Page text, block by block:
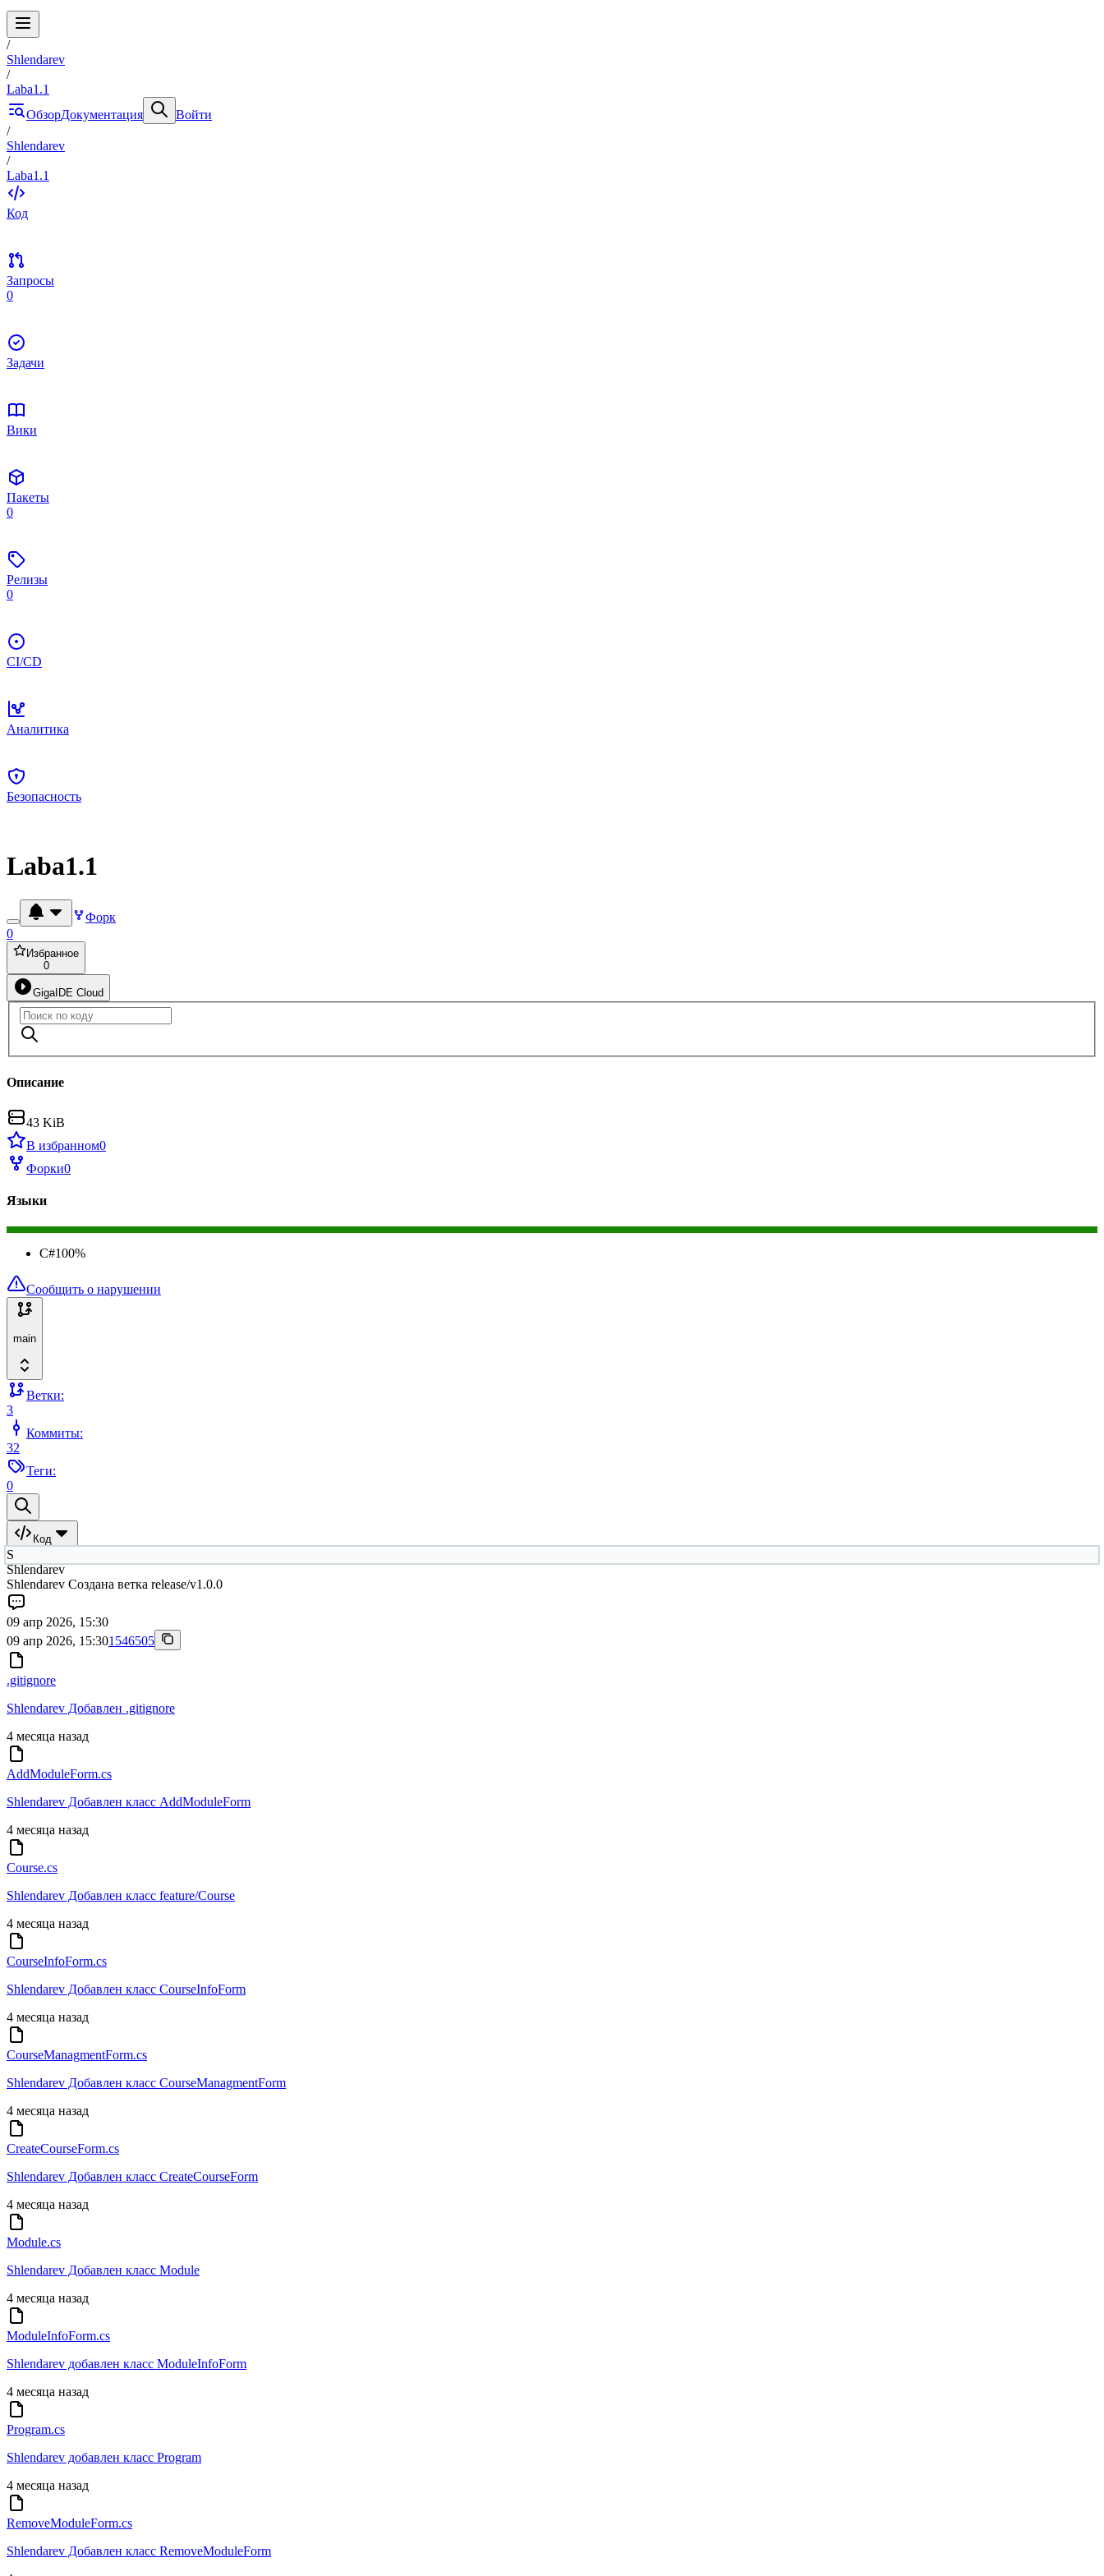
/
Shlendarev
/
Laba1.1
ОбзорДокументация
Войти
/
Shlendarev
/
Laba1.1
Код
Запросы
0
Задачи
Вики
Пакеты
0
Релизы
0
CI/CD
Аналитика
Безопасность
Laba1.1
Форк
0
Избранное
0
GigaIDE Cloud
Описание
43 KiB
В избранном0
Форки0
Языки
C#100%
Сообщить о нарушении
main
Ветки:
3
Коммиты:
32
Теги:
0
Код
S
Shlendarev
Shlendarev Создана ветка release/v1.0.0
09 апр 2026, 15:30
09 апр 2026, 15:301546505
.gitignore
Shlendarev Добавлен .gitignore
4 месяца назад
AddModuleForm.cs
Shlendarev Добавлен класс AddModuleForm
4 месяца назад
Course.cs
Shlendarev Добавлен класс feature/Course
4 месяца назад
CourseInfoForm.cs
Shlendarev Добавлен класс CourseInfoForm
4 месяца назад
CourseManagmentForm.cs
Shlendarev Добавлен класс CourseManagmentForm
4 месяца назад
CreateCourseForm.cs
Shlendarev Добавлен класс CreateCourseForm
4 месяца назад
Module.cs
Shlendarev Добавлен класс Module
4 месяца назад
ModuleInfoForm.cs
Shlendarev добавлен класс ModuleInfoForm
4 месяца назад
Program.cs
Shlendarev добавлен класс Program
4 месяца назад
RemoveModuleForm.cs
Shlendarev Добавлен класс RemoveModuleForm